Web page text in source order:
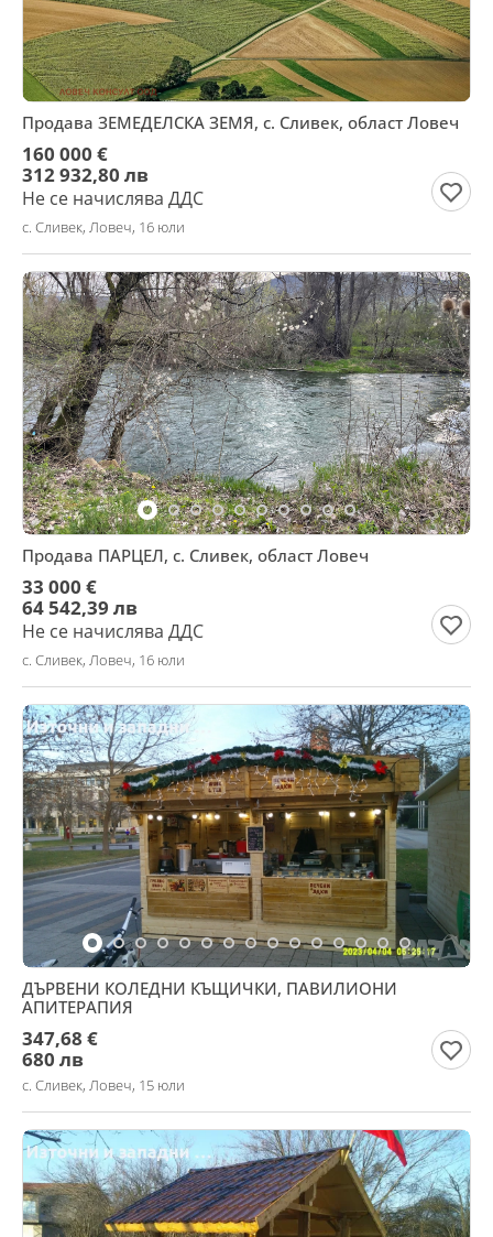
Продава ЗЕМЕДЕЛСКА ЗЕМЯ, с. Сливек, област Ловеч
160 000 €
312 932,80 лв
Не се начислява ДДС
с. Сливек, Ловеч, 16 юли
Продава ПАРЦЕЛ, с. Сливек, област Ловеч
33 000 €
64 542,39 лв
Не се начислява ДДС
с. Сливек, Ловеч, 16 юли
ДЪРВЕНИ КОЛЕДНИ КЪЩИЧКИ, ПАВИЛИОНИ
АПИТЕРАПИЯ
347,68 €
680 лв
с. Сливек, Ловеч, 15 юли